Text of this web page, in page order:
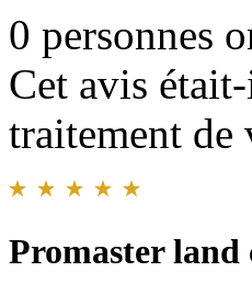
0 personnes
Cet avis
traitement de
Promaster